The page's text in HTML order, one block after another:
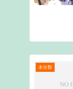
未分類